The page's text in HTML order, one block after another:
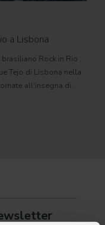
a Lisbona
Rock in Rio ,
Tejo di Lisbona nella
all'insegna di